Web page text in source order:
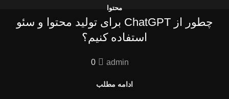
محتوا
چطور از ChatGPT برای تولید محتوا و سئو
استفاده کنیم؟
admin
0
ادامه مطلب